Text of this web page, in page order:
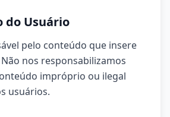
do Usuário
pelo conteúdo que insere
nos responsabilizamos
impróprio ou ilegal
usuários.